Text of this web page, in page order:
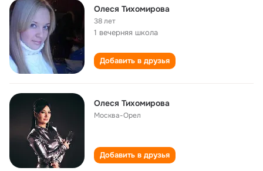
Олеся Тихомирова
38 лет
1 вечерняя школа
Добавить в друзья
Олеся Тихомирова
Москва-Орел
Добавить в друзья